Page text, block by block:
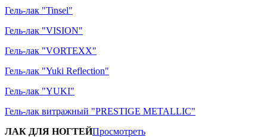
Гель-лак "Tinsel"
Гель-лак "VISION"
Гель-лак "VORTEXX"
Гель-лак "Yuki Reflection"
Гель-лак "YUKI"
Гель-лак витражный "PRESTIGE METALLIC"
ЛАК ДЛЯ НОГТЕЙПросмотреть